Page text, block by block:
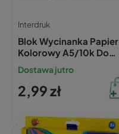
Interdruk
Blok Wycinanka Papier
Kolorowy A5/10k Do
Prac Plastycznych 115g
Interdruk
Dostawa jutro
2,99 zł